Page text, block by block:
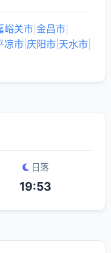
峪关市 金昌市
凉市 庆阳市 天水市
日落
19:53